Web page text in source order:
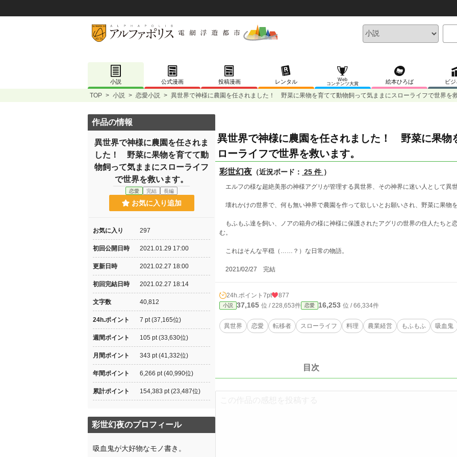
小説 公式漫画 投稿漫画 レンタル
Web
コンテンツ大賞
絵本ひろば ビ
TOP > 小説 > 恋愛小説 > 異世界で神様に農園を任されました！ 野菜に果物を育てて動物飼って気ままにスローライフで世界を
異世界で神様に農園を任されました！ 野菜に果物
ローライフで世界を救います。
彩世幻夜 （近況ボード： 25 件 ）
エルフの様な超絶美形の神様アグリが管理する異世界、その神界に迷い人として異
壊れかけの世界で、何も無い神界で農園を作って欲しいとお願いされ、野菜に果物
もふもふ達を飼い、ノアの箱舟の様に神様に保護されたアグリの世界の住人たちと
む。
これはそんな平穏（……？）な日常の物語。
2021/02/27 完結
24h.ポイント 7pt 877
小説 37,165 位 / 228,653件 恋愛 16,253 位 / 66,334件
異世界 恋愛 転移者 スローライフ 料理 農業経営 もふもふ 吸血鬼
目次
作品の情報
異世界で神様に農園を任されま
した！ 野菜に果物を育てて動
物飼って気ままにスローライフ
で世界を救います。
恋愛 完結 長編
お気に入り追加
お気に入り 297
初回公開日時 2021.01.29 17:00
更新日時 2021.02.27 18:00
初回完結日時 2021.02.27 18:14
文字数 40,812
24h.ポイント 7 pt (37,165位)
週間ポイント 105 pt (33,630位)
月間ポイント 343 pt (41,332位)
年間ポイント 6,266 pt (40,990位)
累計ポイント 154,383 pt (23,487位)
彩世幻夜のプロフィール
吸血鬼が大好物なモノ書き。